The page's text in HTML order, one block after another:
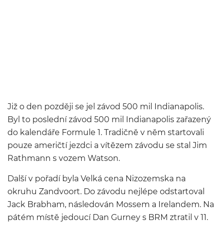
Již o den později se jel závod 500 mil Indianapolis.
Byl to poslední závod 500 mil Indianapolis zařazený
do kalendáře Formule 1. Tradičně v něm startovali
pouze američtí jezdci a vítězem závodu se stal Jim
Rathmann s vozem Watson.
Další v pořadí byla Velká cena Nizozemska na
okruhu Zandvoort. Do závodu nejlépe odstartoval
Jack Brabham, následován Mossem a Irelandem. Na
pátém místě jedoucí Dan Gurney s BRM ztratil v 11.